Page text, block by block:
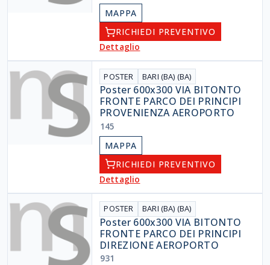
MAPPA
RICHIEDI PREVENTIVO
Dettaglio
POSTER BARI (BA) (BA)
Poster 600x300 VIA BITONTO
FRONTE PARCO DEI PRINCIPI
PROVENIENZA AEROPORTO
145
MAPPA
RICHIEDI PREVENTIVO
Dettaglio
POSTER BARI (BA) (BA)
Poster 600x300 VIA BITONTO
FRONTE PARCO DEI PRINCIPI
DIREZIONE AEROPORTO
931